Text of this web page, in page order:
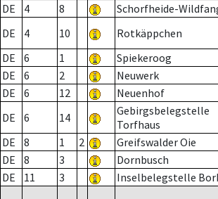
DE
4 8 Schorfheide-
DE
4 10 Rotkäppchen
DE
6 1 Spiekeroog
DE
6 2 Neuwerk
DE
6 12 Neuenhof
DE
6 14
Gebirgsbelegstelle
Torfhaus
DE
8 1 2 Greifswalder Oie
DE
8 3 Dornbusch
DE
11 3 Inselbelegstelle